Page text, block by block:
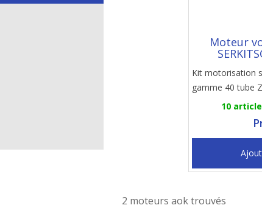
Moteur
Kit motorisation
gamme 40 tube
10
2 moteurs aok trouvés